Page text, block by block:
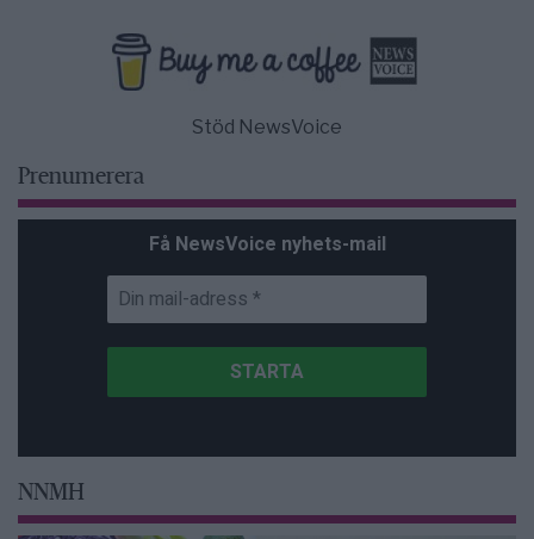
Stöd NewsVoice
Prenumerera
Få NewsVoice nyhets-mail
NNMH